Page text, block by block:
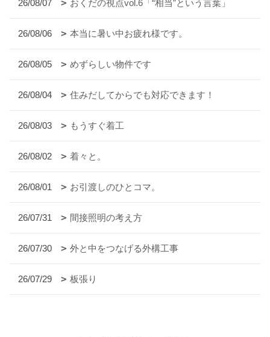
26/08/07 おくだの視点vol.6「“相当”という言葉」
26/08/06 本当に暑い中お疲れ様です。
26/08/05 めずらしい物件です
26/08/04 住みだしてからでも対応できます！
26/08/03 もうすぐ着工
26/08/02 着々と。
26/08/01 お引渡しのひとコマ。
26/07/31 間接照明の考え方
26/07/30 外と中をつなげる外構工事
26/07/29 板張り